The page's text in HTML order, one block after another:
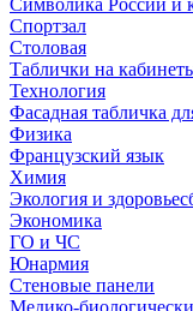
Символика России и
Спортзал
Столовая
Таблички на
Технология
Фасадная табличка
Физика
Французский язык
Химия
Экология и
Экономика
ГО и ЧС
Юнармия
Стеновые панели
Медико-